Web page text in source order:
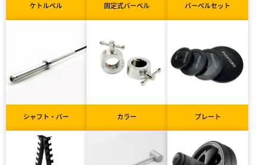
ケトルベル 固定式バーベル バーベルセット
シャフト・バー カラー プレート